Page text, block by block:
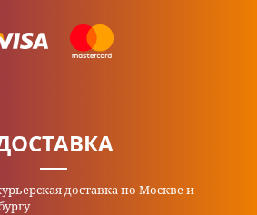
доставка по Москве и